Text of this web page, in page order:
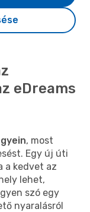
eDreams
, most
Egy új úti
a kedvet az
lehet,
szó egy
nyaralásról